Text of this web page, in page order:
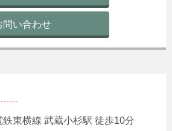
問い合わせ
鉄東横線 武蔵小杉駅 徒歩10分